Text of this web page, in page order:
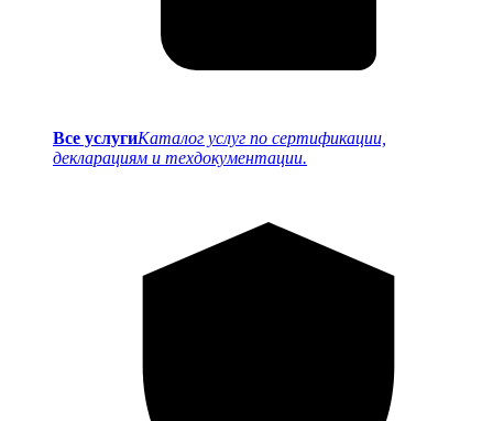
Все услугиКаталог услуг по сертификации,
декларациям и техдокументации.